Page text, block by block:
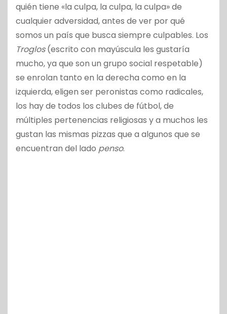
quién tiene «la culpa, la culpa, la culpa» de
cualquier adversidad, antes de ver por qué
somos un país que busca siempre culpables. Los
Troglos(escrito con mayúscula les gustaría
mucho, ya que son un grupo social respetable)
se enrolan tanto en la derecha como en la
izquierda, eligen ser peronistas como radicales,
los hay de todos los clubes de fútbol, de
múltiples pertenencias religiosas y a muchos les
gustan las mismas pizzas que a algunos que se
encuentran del lado penso.